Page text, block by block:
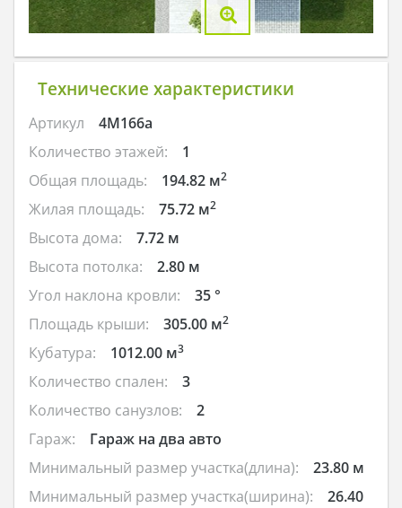
Технические характеристики
Артикул
4M166a
Количество этажей:
1
Общая площадь:
194.82 м2
Жилая площадь: 75.72 м2
Высота дома:
7.72 м
Высота потолка:
2.80 м
Угол наклона кровли:
35 °
Площадь крыши:
305.00 м2
Кубатура: 1012.00 м3
Количество спален:
3
Количество санузлов:
2
Гараж:
Гараж на два авто
Минимальный размер участка(длина):
23.80 м
Минимальный размер участка(ширина):
26.40